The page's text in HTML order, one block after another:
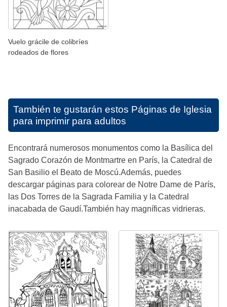
Vuelo grácile de colibríes
rodeados de flores
También te gustarán estos Páginas de Iglesia
para imprimir para adultos
Encontrará numerosos monumentos como la Basílica del
Sagrado Corazón de Montmartre en París, la Catedral de
San Basilio el Beato de Moscú.Además, puedes
descargar páginas para colorear de Notre Dame de París,
las Dos Torres de la Sagrada Familia y la Catedral
inacabada de Gaudí.También hay magníficas vidrieras.